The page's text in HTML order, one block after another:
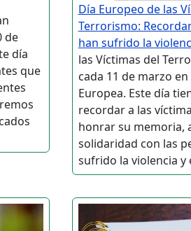
de
día
que
Día Europeo de las
Terrorismo:
han sufrido la
las Víctimas del
cada 11 de marzo
Europea. Este día
recordar a las
honrar su memoria,
solidaridad con las
sufrido la violencia y